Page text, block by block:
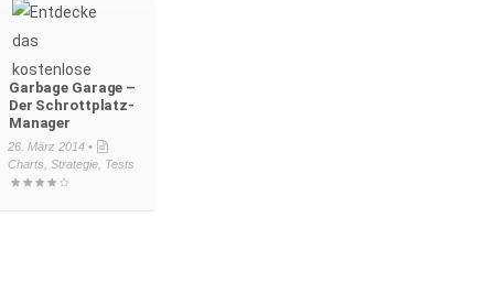
Garbage Garage –
Der Schrottplatz-
Manager
26. März 2014 •
Charts Strategie, Tests